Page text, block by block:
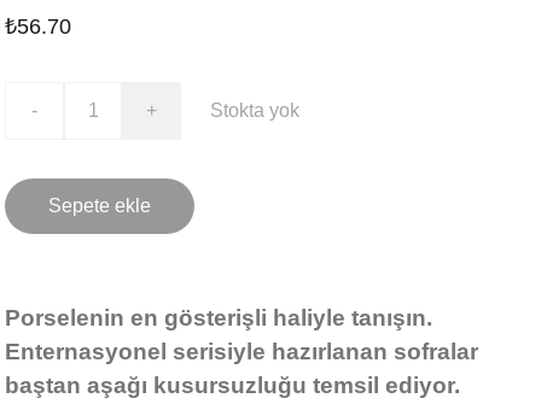
₺56.70
- + Stokta yok
Sepete ekle
Porselenin en gösterişli haliyle tanışın.
Enternasyonel serisiyle hazırlanan sofralar
baştan aşağı kusursuzluğu temsil ediyor.